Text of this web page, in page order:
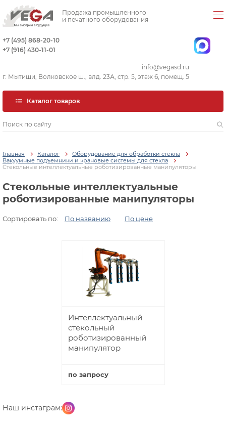
Продажа промышленного
и печатного оборудования
+7 (495) 868-20-10
+7 (916) 430-11-01
info@vegasd.ru
г. Мытищи, Волковское ш., влд. 23А, стр. 5, этаж 6, помещ. 5
Каталог товаров
Главная Каталог
Оборудование для обработки стекла
Вакуумные подъемники и крановые системы для стекла
Стекольные интеллектуальные роботизированные манипуляторы
Стекольные интеллектуальные
роботизированные манипуляторы
Сортировать по: По названию По цене
Интеллектуальный
стекольный
роботизированный
манипулятор
по запросу
Наш инстаграм: